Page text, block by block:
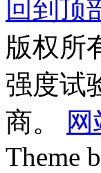
回到顶
版权所
强度试
商。
Theme